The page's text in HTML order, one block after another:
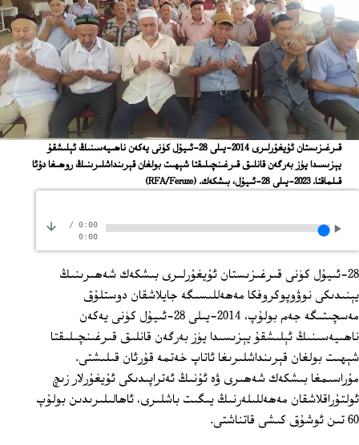
قىرغىزىستان ئۇيغۇرلىرى 2014-يىلى 28-ئىيۇل كۈنى يەكەن ناھىيەسىنىڭ ئېلىشقۇ
يېزىسىدا يۈز بەرگەن قانلىق قىرغىنچىلىقتا شېھىت بولغان قېرىنداشلىرىنىڭ روھىغا دۇئا
قىلماقتا. 2023-يىلى 28-ئىيۇل، بىشكەك.
(RFA/Feruze)
0:00
/
0:00
28-ئىيۇل كۈنى قىرغىزىستان ئۇيغۇرلىرى بىشكەك شەھىرىنىڭ
يېنىدىكى نوۋوپوكروفكا مەھەللىسىگە جايلاشقان دوستلۇق
مەسچىتىگە جەم بولۇپ، 2014-يىلى 28-ئىيۇل كۈنى يەكەن
ناھىيەسىنىڭ ئېلىشقۇ يېزىسىدا يۈز بەرگەن قانلىق قىرغىنچىلىقتا
شېھىت بولغان قېرىنداشلىرىغا ئاتاپ خەتمە قۇرئان قىلىشتى.
مۇراسىمغا بىشكەك شەھىرى ۋە ئۇنىڭ ئەتراپىدىكى ئۇيغۇرلار زىچ
ئولتۇراقلاشقان مەھەللىلەرنىڭ يىگىت باشلىرى، ئاھالىلىرىدىن بولۇپ
60 تىن ئوشۇق كىشى قاتناشتى.